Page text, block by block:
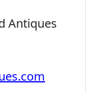
Antiques